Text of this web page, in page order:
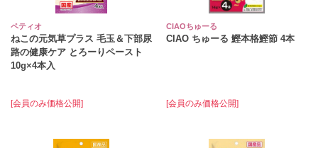
ペティオ
ねこの元気草プラス 毛玉＆下部尿
路の健康ケア とろーりペースト
10g×4本入
[会員のみ価格公開]
CIAOちゅーる
CIAO ちゅーる 鰹本格鰹節 4本
[会員のみ価格公開]